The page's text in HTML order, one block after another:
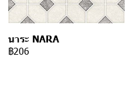
นาระ NARA
฿206